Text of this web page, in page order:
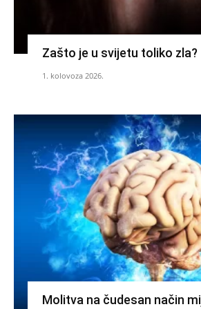
Zašto je u svijetu toliko zla?
1. kolovoza 2026.
Molitva na čudesan način